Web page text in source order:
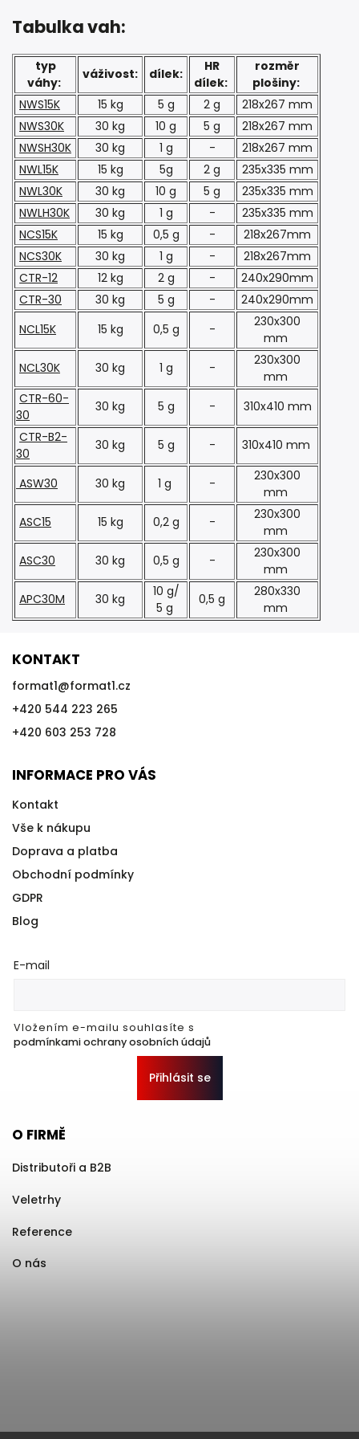
Tabulka vah:
typ
váhy:
váživost: dílek:
HR
dílek:
rozměr
plošiny:
NWS15K
15 kg 5 g 2 g
218x267 mm
NWS30K
30 kg 10 g 5 g
218x267 mm
NWSH30K
30 kg 1 g -
218x267 mm
NWL15K
15 kg 5g 2 g
235x335 mm
NWL30K
30 kg 10 g 5 g
235x335 mm
NWLH30K
30 kg 1 g -
235x335 mm
NCS15K
15 kg 0,5 g -
218x267mm
NCS30K
30 kg 1 g -
218x267mm
CTR-12
12 kg 2 g -
240x290mm
CTR-30
30 kg 5 g -
240x290mm
NCL15K
15 kg 0,5 g -
230x300
mm
NCL30K
30 kg 1 g -
230x300
mm
CTR-60-
30
30 kg 5 g -
310x410 mm
CTR-B2-
30
30 kg 5 g - 310x410 mm
ASW30 30 kg 1 g -
230x300
mm
ASC15
15 kg 0,2 g -
230x300
mm
ASC30
30 kg 0,5 g -
230x300
mm
APC30M
30 kg
10 g/
5 g
0,5 g
280x330
mm
KONTAKT
format1@format1.cz
+420 544 223 265
+420 603 253 728
INFORMACE PRO VÁS
Kontakt
Vše k nákupu
Doprava a platba
Obchodní podmínky
GDPR
Blog
E-mail
Vložením e-mailu souhlasíte s
podmínkami ochrany osobních údajů
Přihlásit se
O FIRMĚ
Distributoři a B2B
Veletrhy
Reference
O nás